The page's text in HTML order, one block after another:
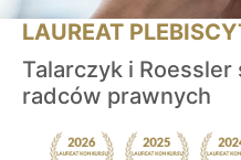
LAUREAT
Talarczyk i Roessler
radców prawnych